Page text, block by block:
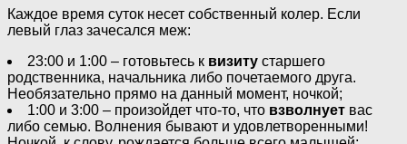
Каждое время суток несет собственный колер. Если
левый глаз зачесался меж:
23:00 и 1:00 – готовьтесь к визиту старшего
родственника, начальника либо почетаемого друга.
Необязательно прямо на данный момент, ночкой;
1:00 и 3:00 – произойдет что-то, что взволнует вас
либо семью. Волнения бывают и удовлетворенными!